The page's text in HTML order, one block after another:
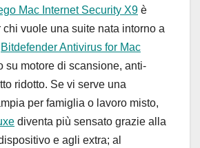
Mac Internet Security X9 è
chi vuole una suite nata intorno a
Bitdefender Antivirus for Mac
su motore di scansione, anti-
ridotto. Se vi serve una
per famiglia o lavoro misto,
diventa più sensato grazie alla
e agli extra; al